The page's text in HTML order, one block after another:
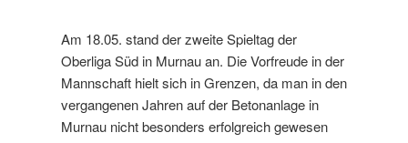
Am 18.05. stand der zweite Spieltag der
Oberliga Süd in Murnau an. Die Vorfreude in der
Mannschaft hielt sich in Grenzen, da man in den
vergangenen Jahren auf der Betonanlage in
Murnau nicht besonders erfolgreich gewesen